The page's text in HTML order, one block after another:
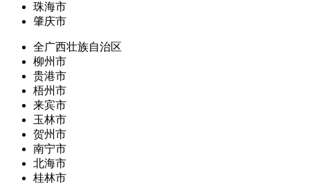
珠海市
肇庆市
全广西壮族自治区
柳州市
贵港市
梧州市
来宾市
玉林市
贺州市
南宁市
北海市
桂林市